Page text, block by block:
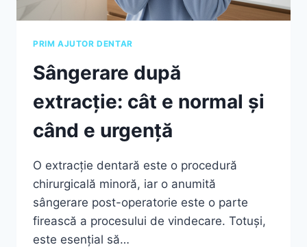
PRIM AJUTOR DENTAR
Sângerare după
extracție: cât e normal și
când e urgență
O extracție dentară este o procedură
chirurgicală minoră, iar o anumită
sângerare post-operatorie este o parte
firească a procesului de vindecare. Totuși,
este esențial să…